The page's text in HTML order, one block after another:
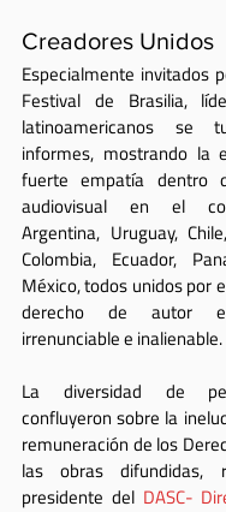
Creadores Unidos
Especialmente invitados
Festival de Brasilia,
latinoamericanos se
informes, mostrando la
fuerte empatía dentro
audiovisual en el
Argentina, Uruguay,
Colombia, Ecuador,
México, todos unidos por
derecho de autor
irrenunciable e inalienable.
La diversidad de
confluyeron sobre la
remuneración de los
las obras difundidas,
presidente del DASC-